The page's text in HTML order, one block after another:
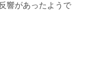
響があったようで